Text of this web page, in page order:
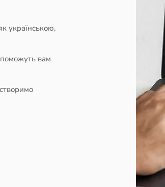
українською,
вам